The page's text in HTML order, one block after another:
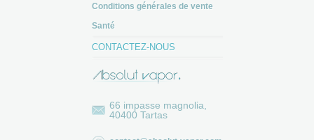
Conditions générales de vente
Santé
CONTACTEZ-NOUS
66 impasse magnolia,
40400 Tartas